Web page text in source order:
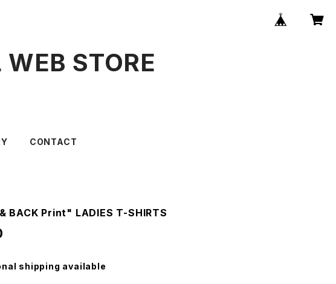
STORE
CONTACT
BACK Print" LADIES T-SHIRTS
shipping available